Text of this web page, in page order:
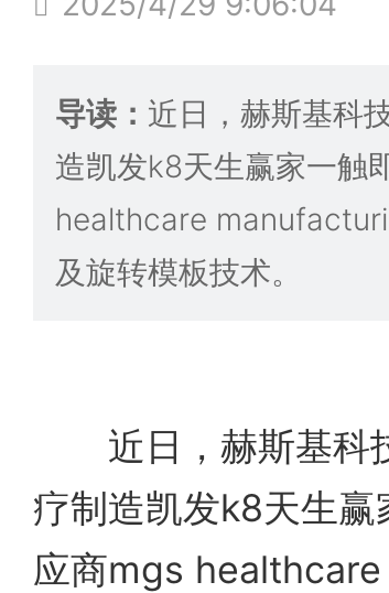
导读： 近日，赫斯基科
造凯发k8天生赢家一触
healthcare
及旋转模板技术。
近日，赫斯基科
疗制造凯发k8天生
应商mgs